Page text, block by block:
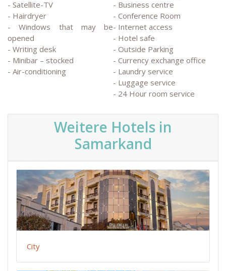
- Satellite-TV
- Hairdryer
- Windows that may be
opened
- Writing desk
- Minibar – stocked
- Air-conditioning
- Business centre
- Conference Room
- Internet access
- Hotel safe
- Outside Parking
- Currency exchange office
- Laundry service
- Luggage service
- 24 Hour room service
Weitere Hotels in
Samarkand
City